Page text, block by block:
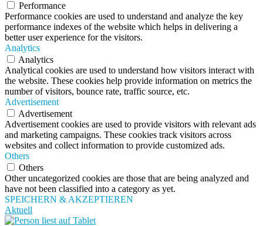
Performance
Performance cookies are used to understand and analyze the key
performance indexes of the website which helps in delivering a
better user experience for the visitors.
Analytics
Analytics
Analytical cookies are used to understand how visitors interact with
the website. These cookies help provide information on metrics the
number of visitors, bounce rate, traffic source, etc.
Advertisement
Advertisement
Advertisement cookies are used to provide visitors with relevant ads
and marketing campaigns. These cookies track visitors across
websites and collect information to provide customized ads.
Others
Others
Other uncategorized cookies are those that are being analyzed and
have not been classified into a category as yet.
SPEICHERN & AKZEPTIEREN
Aktuell